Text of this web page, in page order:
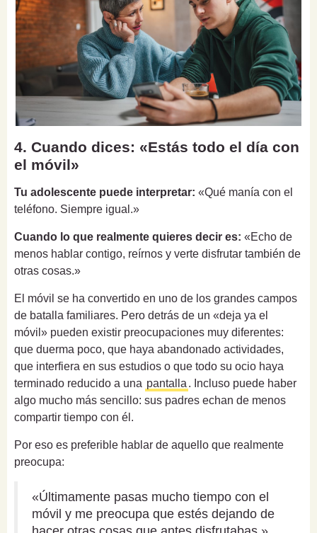
4. Cuando dices: «Estás todo el día con
el móvil»
Tu adolescente puede interpretar: «Qué manía con el
teléfono. Siempre igual.»
Cuando lo que realmente quieres decir es: «Echo de
menos hablar contigo, reírnos y verte disfrutar también de
otras cosas.»
El móvil se ha convertido en uno de los grandes campos
de batalla familiares. Pero detrás de un «deja ya el
móvil» pueden existir preocupaciones muy diferentes:
que duerma poco, que haya abandonado actividades,
que interfiera en sus estudios o que todo su ocio haya
terminado reducido a una pantalla . Incluso puede haber
algo mucho más sencillo: sus padres echan de menos
compartir tiempo con él.
Por eso es preferible hablar de aquello que realmente
preocupa:
«Últimamente pasas mucho tiempo con el
móvil y me preocupa que estés dejando de